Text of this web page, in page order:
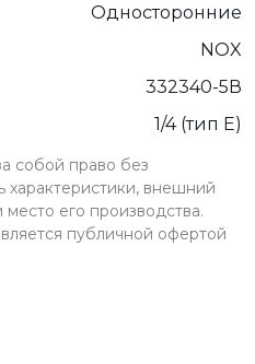
Односторонние
NOX
332340-5В
1/4 (тип Е)
собой право без
внешний
его производства.
публичной офертой